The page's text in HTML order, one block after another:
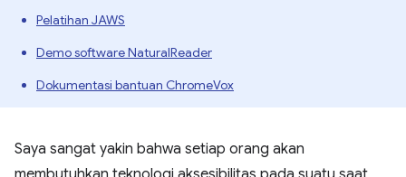
Pelatihan JAWS
Demo software NaturalReader
Dokumentasi bantuan ChromeVox
Saya sangat yakin bahwa setiap orang akan